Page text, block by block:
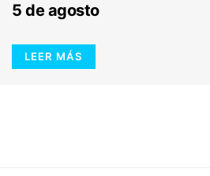
5 de agosto
LEER MÁS